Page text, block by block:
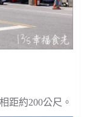
距約200公尺。